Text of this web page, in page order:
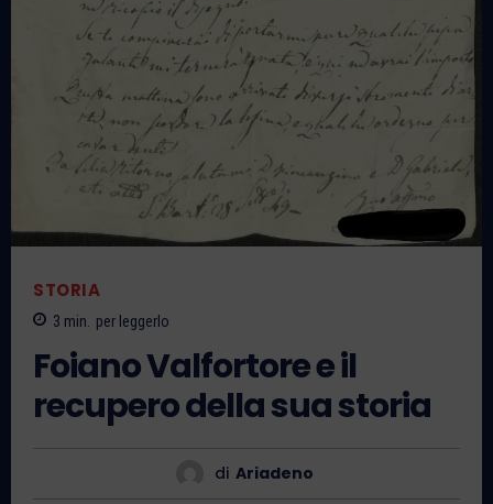
STORIA
3 min. per leggerlo
Foiano Valfortore e il
recupero della sua storia
di Ariadeno